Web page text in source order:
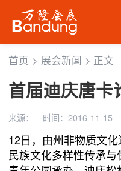
首页 > 展会新闻 > 正文
首届迪庆唐卡
来源： 时间：2016-11-15
12日，由州非物质文
民族文化多样性传承